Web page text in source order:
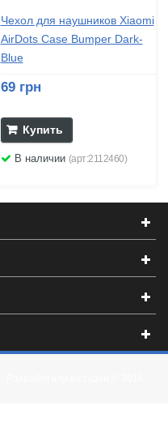
Чехол для наушников Xiaomi
AirDots Case Bumper Dark-
Blue
69 грн
Купить
В наличии (арт:2112460)